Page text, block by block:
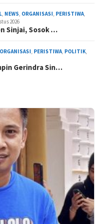
, NEWS, ORGANISASI, PERISTIWA,
2026
Sinjai, Sosok …
ORGANISASI, PERISTIWA, POLITIK,
Gerindra Sin…